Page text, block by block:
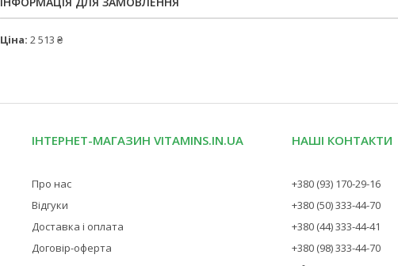
Ціна: 2 513 ₴
ІНТЕРНЕТ-МАГАЗИН VITAMINS.IN.UA
Про нас
Відгуки
Доставка і оплата
Договір-оферта
НАШІ КОНТАКТИ
+380 (93) 170-29-16
+380 (50) 333-44-70
+380 (44) 333-44-41
+380 (98) 333-44-70